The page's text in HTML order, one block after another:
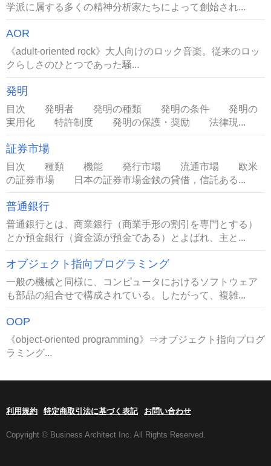
学派に属する多くの精神分析家たちによって創始され...
AOR
《adult-oriented rock》大人向けのロック音楽。従来のロッ
クらしさのひとつであった騒...
発明
目次 発明者 発明の種類 発明の条件 発明の
実用化 特許制度 発明の保護・奨励 法律現...
証券市場
目次 種類 機能 発行市場 流通市場 欧米
の証券市場 日本の証券市場金銭の貸借，信託ある...
普通銀行
普通銀行とは、商業銀行（商業手形の割引を専門とする）
とか預金銀行（資金源が預金である）とよばれ、主と...
オブジェクト指向プログラミング
一般の機械と同様に、コンピュータにおけるソフトウェア
も部品の組合せで構成されている。したがって、複雑...
OOP
《object-oriented programming》⇒オブジェクト指向プログ
ラミング...
利用規約 特定商取引法に基づく表記 お問い合わせ
Copyright © Business Architect Inc. All Rights Reserved.